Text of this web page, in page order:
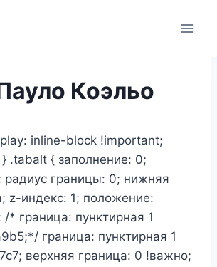
Коэльо
inline-block !important;
.tabalt { заполнение: 0;
радиус границы: 0; нижняя
z-индекс: 1; положение:
/* граница: пунктирная 1
граница: пунктирная 1
верхняя граница: 0 !важно;